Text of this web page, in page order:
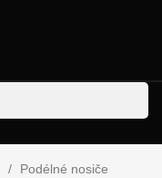
Podélné nosiče